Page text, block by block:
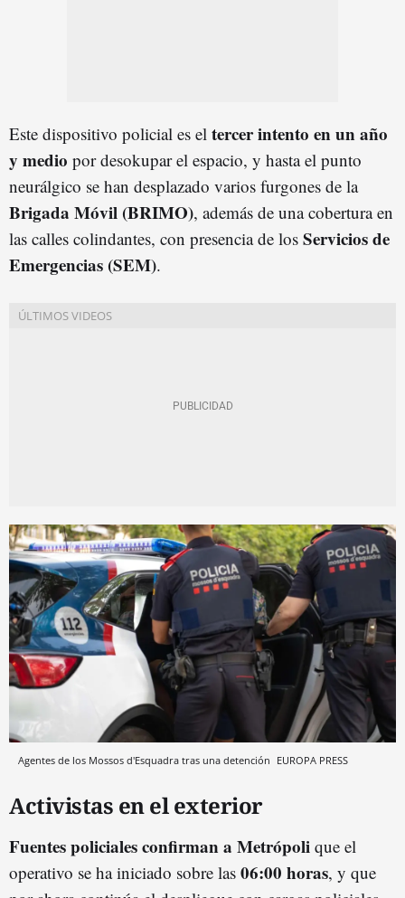
Este dispositivo policial es el tercer intento en un año
y medio por desokupar el espacio, y hasta el punto
neurálgico se han desplazado varios furgones de la
Brigada Móvil (BRIMO), además de una cobertura en
las calles colindantes, con presencia de los Servicios de
Emergencias (SEM).
Agentes de los Mossos d'Esquadra tras una detención EUROPA PRESS
Activistas en el exterior
Fuentes policiales confirman a Metrópoli que el
operativo se ha iniciado sobre las 06:00 horas, y que